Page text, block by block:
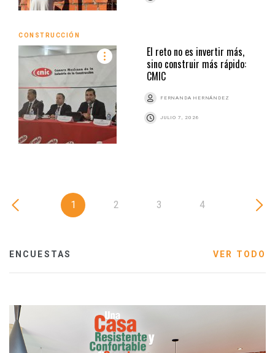
CONSTRUCCIÓN
El reto no es invertir más,
sino construir más rápido:
CMIC
FERNANDA HERNÁNDEZ
JULIO 7, 2026
1 2 3 4
ENCUESTAS VER TODO